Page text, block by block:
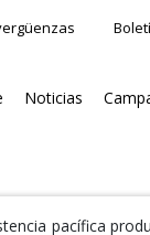
Noticias
pacífica